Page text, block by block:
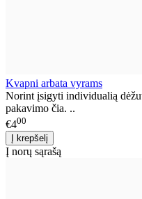
Kvapni arbata vyrams
Norint įsigyti individualią
pakavimo čia. ..
€400
Į norų sąrašą